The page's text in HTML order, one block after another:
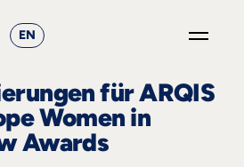
EN
für ARQIS
Women in
Awards